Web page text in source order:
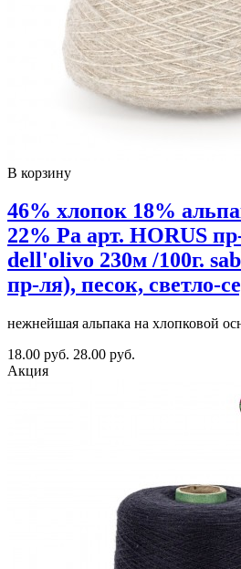
В корзину
46% хлопок 18%
22% Pa арт. HORUS
dell'olivo 230м /100г.
пр-ля), песок, светло-
нежнейшая альпака на хлопковой
18.00 руб. 28.00 руб.
Акция